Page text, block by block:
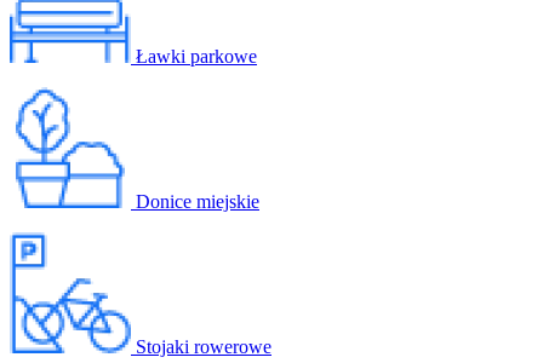
Ławki parkowe
Donice miejskie
Stojaki rowerowe